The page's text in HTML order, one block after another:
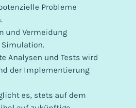
Probleme
und Vermeidung
Simulation.
Analysen und Tests wird
der Implementierung
es, stets auf dem